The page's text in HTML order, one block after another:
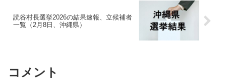
読谷村長選挙2026の結果速報、立候補者
一覧（2月8日、沖縄県）
コメント